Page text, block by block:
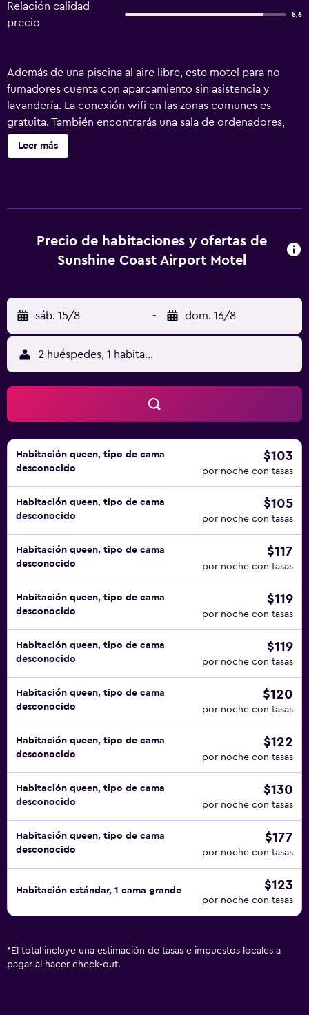
Relación calidad-
precio
8,6
Además de una piscina al aire libre, este motel para no
fumadores cuenta con aparcamiento sin asistencia y
lavandería. La conexión wifi en las zonas comunes es
gratuita. También encontrarás una sala de ordenadores,
asistencia turística y para la compra de entradas y un
jardín. Se incluye un servicio de limpieza limitado.
frigorífico y microondas. Los baños están equipados con
ducha y artículos de higiene personal gratuitos. Los
con canales digitales. Las habitaciones también incluyen
tabla de planchar con plancha y ventilador de techo. Se
ofrece servicio de limpieza de forma limitada. Los
servicios de ocio y esparcimiento en este motel incluyen
una piscina al aire libre. Se pueden practicar las
actividades de ocio y esparcimiento que se indican más
abajo en las instalaciones o cerca del alojamiento (es
posible que se aplique un recargo).
Leer más
Precio de habitaciones y ofertas de
Sunshine Coast Airport Motel
sáb. 15/8 - dom. 16/8
2 huéspedes, 1 habitación
Habitación queen, tipo de cama
desconocido
$103
por noche con tasas
Habitación queen, tipo de cama
desconocido
$105
por noche con tasas
Habitación queen, tipo de cama
desconocido
$117
por noche con tasas
Habitación queen, tipo de cama
desconocido
$119
por noche con tasas
Habitación queen, tipo de cama
desconocido
$119
por noche con tasas
Habitación queen, tipo de cama
desconocido
$120
por noche con tasas
Habitación queen, tipo de cama
desconocido
$122
por noche con tasas
Habitación queen, tipo de cama
desconocido
$130
por noche con tasas
Habitación queen, tipo de cama
desconocido
$177
por noche con tasas
Habitación estándar, 1 cama grande $123
por noche con tasas
* El total incluye una estimación de tasas e impuestos locales a
pagar al hacer check-out.